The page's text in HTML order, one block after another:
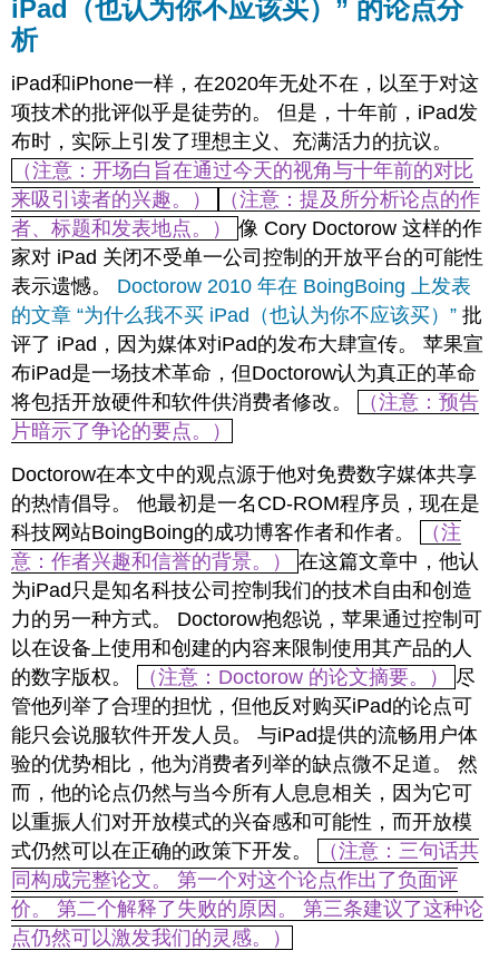
点
作
品
被
引
用
归
因
iPad（也认为你不应该买）” 的论点分
析
iPad和iPhone一样，在2020年无处不在，以至于对这
项技术的批评似乎是徒劳的。 但是，十年前，iPad发
布时，实际上引发了理想主义、充满活力的抗议。
（注意：开场白旨在通过今天的视角与十年前的对比
来吸引读者的兴趣。）
（注意：提及所分析论点的作
者、标题和发表地点。） 像 Cory Doctorow 这样的作
家对 iPad 关闭不受单一公司控制的开放平台的可能性
表示遗憾。 Doctorow 2010 年在 BoingBoing 上发表
的文章 “为什么我不买 iPad（也认为你不应该买）” 批
评了 iPad，因为媒体对iPad的发布大肆宣传。 苹果宣
布iPad是一场技术革命，但Doctorow认为真正的革命
将包括开放硬件和软件供消费者修改。
（注意：预告
片暗示了争论的要点。）
Doctorow在本文中的观点源于他对免费数字媒体共享
的热情倡导。 他最初是一名CD-ROM程序员，现在是
科技网站BoingBoing的成功博客作者和作者。
（注
意：作者兴趣和信誉的背景。） 在这篇文章中，他认
为iPad只是知名科技公司控制我们的技术自由和创造
力的另一种方式。 Doctorow抱怨说，苹果通过控制可
以在设备上使用和创建的内容来限制使用其产品的人
的数字版权。
（注意：Doctorow 的论文摘要。） 尽
管他列举了合理的担忧，但他反对购买iPad的论点可
能只会说服软件开发人员。 与iPad提供的流畅用户体
验的优势相比，他为消费者列举的缺点微不足道。 然
而，他的论点仍然与当今所有人息息相关，因为它可
以重振人们对开放模式的兴奋感和可能性，而开放模
式仍然可以在正确的政策下开发。
（注意：三句话共
同构成完整论文。 第一个对这个论点作出了负面评
价。 第二个解释了失败的原因。 第三条建议了这种论
点仍然可以激发我们的灵感。）